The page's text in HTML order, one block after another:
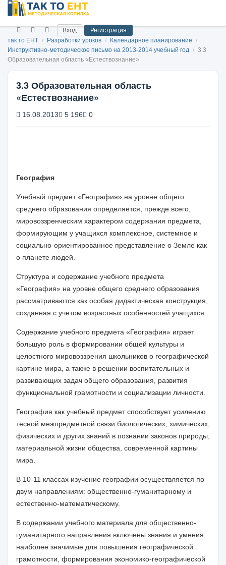
Вход
Регистрация
так то ЕНТ / Разработки уроков / Календарное планирование /
Инструктивно-методическое письмо на 2013-2014 учебный год / 3.3
Образовательная область «Естествознание»
3.3 Образовательная область
«Естествознание»
16.08.2013 5 196 0
География
Учебный предмет «География» на уровне общего
среднего образования определяется, прежде всего,
мировоззренческим характером содержания предмета,
формирующим у учащихся комплексное, системное и
социально-ориентированное представление о Земле как
о планете людей.
Структура и содержание учебного предмета
«География» на уровне общего среднего образования
рассматриваются как особая дидактическая конструкция,
созданная с учетом возрастных особенностей учащихся
Содержание учебного предмета «География» играет
большую роль в формировании общей культуры и
целостного мировоззрения школьников о географической
картине мира, а также в решении воспитательных и
развивающих задач общего образования,
развития
функциональной грамотности и социализации личности.
География как учебный предмет способствует усилению
тесной межпредметной связи биологических, химических,
физических и других знаний в познании законов природы,
материальной жизни общества, современной картины
мира.
В 10-11 классах изучение географии осуществляется по
двум направлениям: общественно-гуманитарному и
естественно-математическому.
В содержании учебного материала для общественно-
гуманитарного направления включены знания и умения,
наиболее значимые для повышения географической
грамотности, формирования экономико-географической